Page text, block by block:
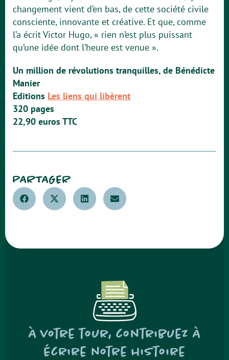
changement vient d’en bas, de cette société civile
consciente, innovante et créative. Et que, comme
l’a écrit Victor Hugo, « rien n’est plus puissant
qu’une idée dont l’heure est venue ».
Un million de révolutions tranquilles, de Bénédicte
Manier
Editions Les liens qui libèrent
320 pages
22,90 euros TTC
PARTAGER
À votre tour, contribuez à
écrire notre histoire